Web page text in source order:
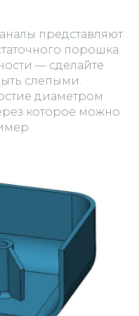
представляют
порошка.
— сделайте
слепыми.
диаметром
которое можно